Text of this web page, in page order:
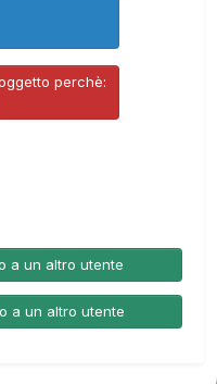
perchè:
a un altro utente
a un altro utente